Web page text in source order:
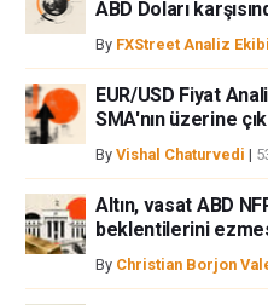
veya fxstreet.comtarafından bu
ortaklar yada katkıda bulunanlar
bilgilerin kullanımı nedeniyle
çıkabilecek herhangi bir kar kaybı
herhangi bir kayıp ya da hasar için
ABD Doları
By FXStreet Analiz Ekibi
EUR/USD Fiyat
SMA'nın üzerine
By Vishal Chaturvedi |
Altın, vasat ABD
beklentilerini
By Christian Borjon